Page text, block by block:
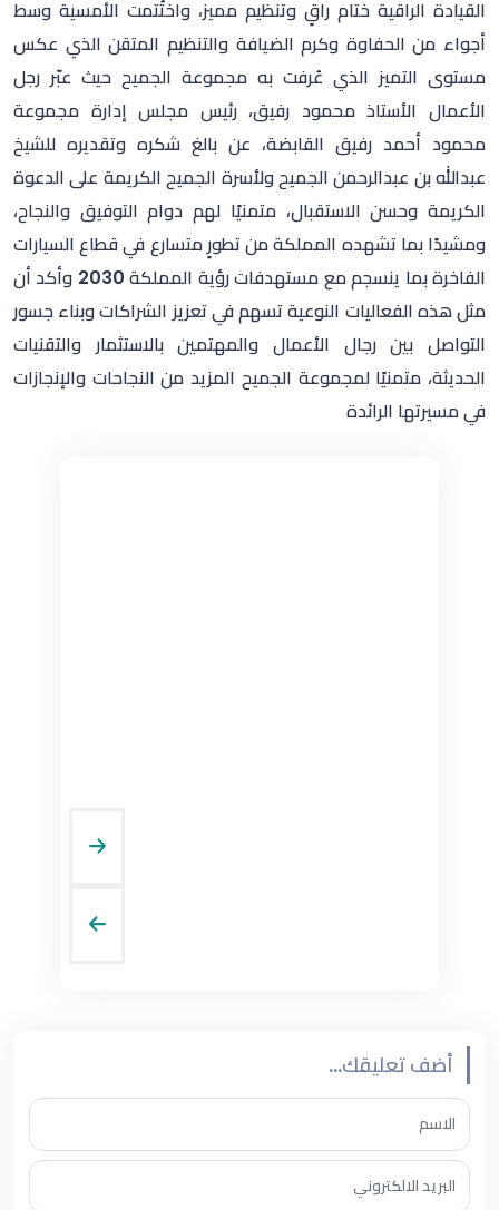
القيادة الراقية ختام راقٍ وتنظيم مميز، واختُتمت الأمسية وسط
أجواء من الحفاوة وكرم الضيافة والتنظيم المتقن الذي عكس
مستوى التميز الذي عُرفت به مجموعة الجميح حيث عبّر رجل
الأعمال الأستاذ محمود رفيق، رئيس مجلس إدارة مجموعة
محمود أحمد رفيق القابضة، عن بالغ شكره وتقديره للشيخ
عبدالله بن عبدالرحمن الجميح ولأسرة الجميح الكريمة على الدعوة
الكريمة وحسن الاستقبال، متمنيًا لهم دوام التوفيق والنجاح،
ومشيدًا بما تشهده المملكة من تطورٍ متسارع في قطاع السيارات
الفاخرة بما ينسجم مع مستهدفات رؤية المملكة 2030 وأكد أن
مثل هذه الفعاليات النوعية تسهم في تعزيز الشراكات وبناء جسور
التواصل بين رجال الأعمال والمهتمين بالاستثمار والتقنيات
الحديثة، متمنيًا لمجموعة الجميح المزيد من النجاحات والإنجازات
في مسيرتها الرائدة
أضف تعليقك...